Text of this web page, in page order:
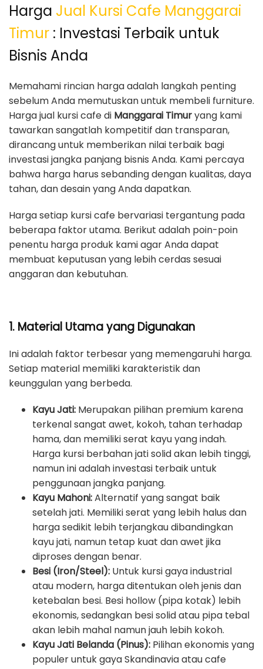
Harga Jual Kursi Cafe Manggarai
Timur : Investasi Terbaik untuk
Bisnis Anda
Memahami rincian harga adalah langkah penting
sebelum Anda memutuskan untuk membeli furniture.
Harga jual kursi cafe di Manggarai Timuryang kami
tawarkan sangatlah kompetitif dan transparan,
dirancang untuk memberikan nilai terbaik bagi
investasi jangka panjang bisnis Anda. Kami percaya
bahwa harga harus sebanding dengan kualitas, daya
tahan, dan desain yang Anda dapatkan.
Harga setiap kursi cafe bervariasi tergantung pada
beberapa faktor utama. Berikut adalah poin-poin
penentu harga produk kami agar Anda dapat
membuat keputusan yang lebih cerdas sesuai
anggaran dan kebutuhan.
1. Material Utama yang Digunakan
Ini adalah faktor terbesar yang memengaruhi harga.
Setiap material memiliki karakteristik dan
keunggulan yang berbeda.
Kayu Jati: Merupakan pilihan premium karena
terkenal sangat awet, kokoh, tahan terhadap
hama, dan memiliki serat kayu yang indah.
Harga kursi berbahan jati solid akan lebih tinggi,
namun ini adalah investasi terbaik untuk
penggunaan jangka panjang.
Kayu Mahoni:Alternatif yang sangat baik
setelah jati. Memiliki serat yang lebih halus dan
harga sedikit lebih terjangkau dibandingkan
kayu jati, namun tetap kuat dan awet jika
diproses dengan benar.
Besi (Iron/Steel): Untuk kursi gaya industrial
atau modern, harga ditentukan oleh jenis dan
ketebalan besi. Besi hollow (pipa kotak) lebih
ekonomis, sedangkan besi solid atau pipa tebal
akan lebih mahal namun jauh lebih kokoh.
Kayu Jati Belanda (Pinus): Pilihan ekonomis yang
populer untuk gaya Skandinavia atau cafe